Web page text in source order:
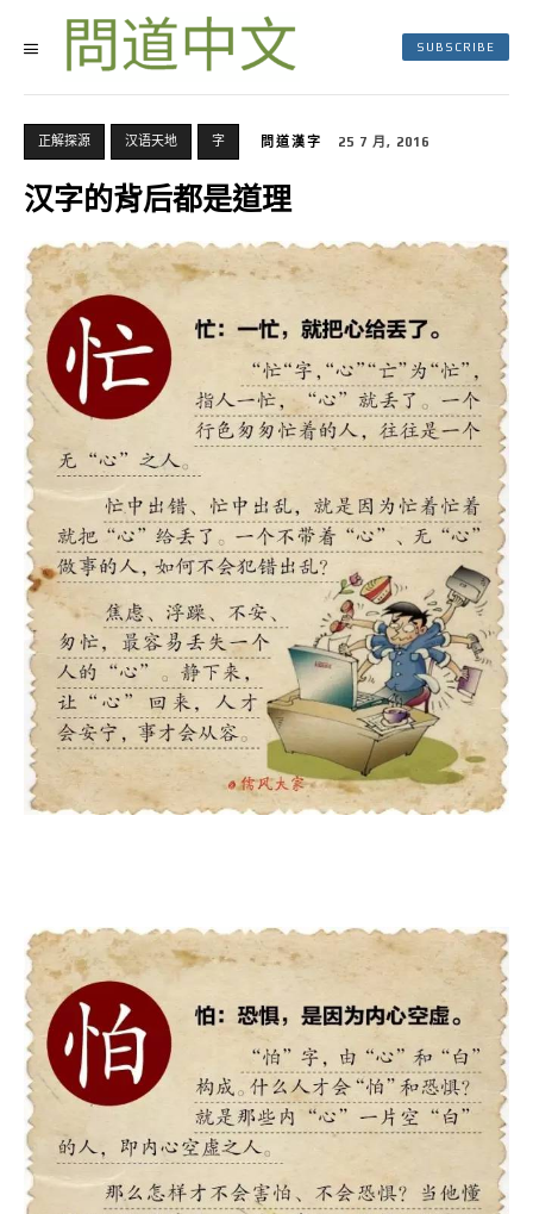
SUBSCRIBE
正解探源 汉语天地 字 問道漢字 25 7 月, 2016
汉字的背后都是道理